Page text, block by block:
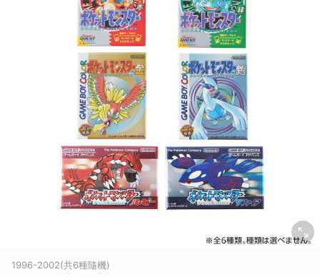
1996-2002(共6種隨機)